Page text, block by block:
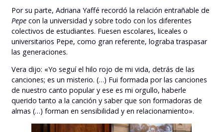
Por su parte, Adriana Yaffé recordó la relación entrañable de
Pepe con la universidad y sobre todo con los diferentes
colectivos de estudiantes. Fuesen escolares, liceales o
universitarios Pepe, como gran referente, lograba traspasar
las generaciones.
Vera dijo: «Yo seguí el hilo rojo de mi vida, detrás de las
canciones; es un misterio. (…) Fui formada por las canciones
de nuestro canto popular y ese es mi orgullo, haberle
querido tanto a la canción y saber que son formadoras de
almas (…) forman en sensibilidad y en relacionamiento».